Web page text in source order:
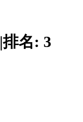
|排名: 3